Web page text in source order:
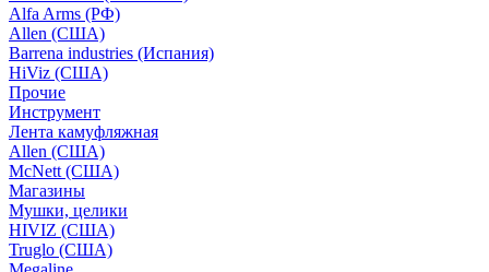
Alfa Arms (РФ)
Allen (США)
Barrena industries (Испания)
HiViz (США)
Прочие
Инструмент
Лента камуфляжная
Allen (США)
McNett (США)
Магазины
Мушки, целики
HIVIZ (США)
Truglo (США)